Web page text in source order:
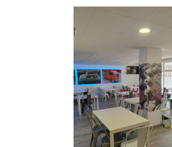
Cocina de tres fuegos
Equipamiento completo listo para
El local destaca por su diseñomoderno,
, cuidadosamente
excelente experiencia al cliente.
Negocio ideal para emprendedores o
sector que busquen un establecimiento
gran capacidad y sin necesidad de